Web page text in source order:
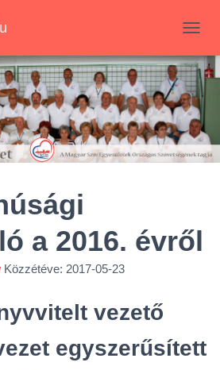
A
V
I
G
Á
C
I
Ó
K
I
O
L
a 2016. évről
Közzétéve: 2017-05-23
vezető
egyszerűsített